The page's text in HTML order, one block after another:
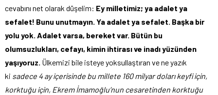
cevabını net olarak düşelim: Ey milletimiz; ya adalet ya
sefalet! Bunu unutmayın. Ya adalet ya sefalet. Başka bir
yolu yok. Adalet varsa, bereket var. Bütün bu
olumsuzlukları, cefayı, kimin ihtirası ve inadı yüzünden
yaşıyoruz. Ülkemizi bile isteye yoksullaştıran ve ne yazık
ki sadece 4 ay içerisinde bu millete 160 milyar doları keyfi için,
korktuğu için, Ekrem İmamoğlu’nun cesaretinden korktuğu